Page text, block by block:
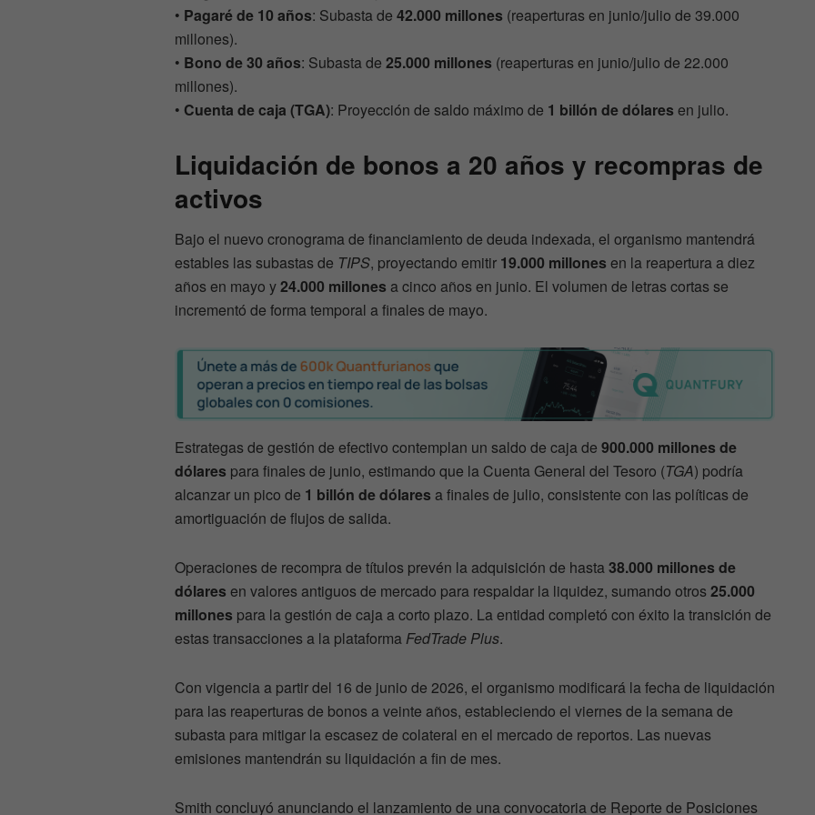
• Pagaré de 10 años: Subasta de 42.000 millones (reaperturas en junio/julio de 39.000
millones).
• Bono de 30 años: Subasta de 25.000 millones (reaperturas en junio/julio de 22.000
millones).
• Cuenta de caja (TGA): Proyección de saldo máximo de 1 billón de dólares en julio.
Liquidación de bonos a 20 años y recompras de
activos
Bajo el nuevo cronograma de financiamiento de deuda indexada, el organismo mantendrá
estables las subastas de TIPS, proyectando emitir 19.000 millones en la reapertura a diez
años en mayo y24.000 millones a cinco años en junio. El volumen de letras cortas se
incrementó de forma temporal a finales de mayo.
Estrategas de gestión de efectivo contemplan un saldo de caja de 900.000 millones de
dólares para finales de junio, estimando que la Cuenta General del Tesoro (TGA) podría
alcanzar un pico de 1 billón de dólares a finales de julio, consistente con las políticas de
amortiguación de flujos de salida.
Operaciones de recompra de títulos prevén la adquisición de hasta38.000 millones de
dólares en valores antiguos de mercado para respaldar la liquidez, sumando otros25.000
millones para la gestión de caja a corto plazo. La entidad completó con éxito la transición de
estas transacciones a la plataforma FedTrade Plus.
Con vigencia a partir del 16 de junio de 2026, el organismo modificará la fecha de liquidación
para las reaperturas de bonos a veinte años, estableciendo el viernes de la semana de
subasta para mitigar la escasez de colateral en el mercado de reportos. Las nuevas
emisiones mantendrán su liquidación a fin de mes.
Smith concluyó anunciando el lanzamiento de una convocatoria de Reporte de Posiciones